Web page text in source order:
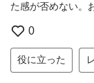
た感が否めない。
0
役に立った